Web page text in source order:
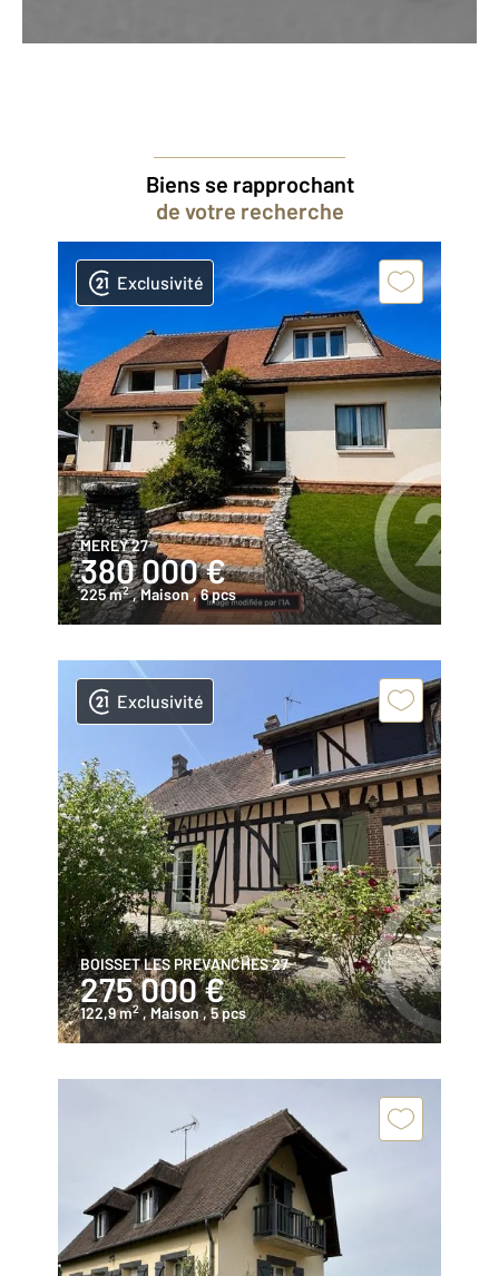
Biens se rapprochant
de votre recherche
Exclusivité
MEREY 27
380 000 €
225 m2 , Maison, 6 pcs
Exclusivité
BOISSET LES PREVANCHES 27
275 000 €
122,9 m2 , Maison, 5 pcs